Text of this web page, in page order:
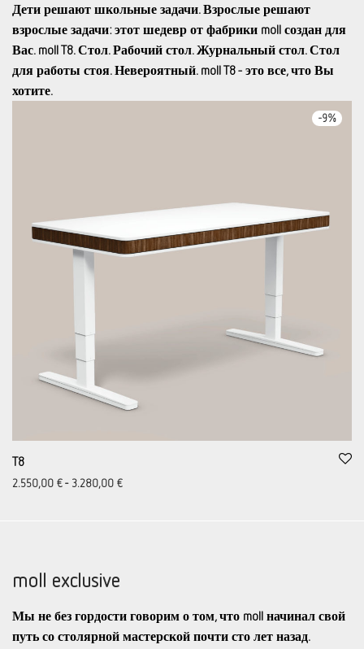
Дети решают школьные задачи. Взрослые решают
взрослые задачи: этот шедевр от фабрики moll создан для
Вас. moll T8. Стол. Рабочий стол. Журнальный стол. Стол
для работы стоя. Невероятный. moll T8 - это все, что Вы
хотите.
-9%
T8
2.550,00 €- 3.280,00 €
moll exclusive
Мы не без гордости говорим о том, что moll начинал свой
путь со столярной мастерской почти сто лет назад.